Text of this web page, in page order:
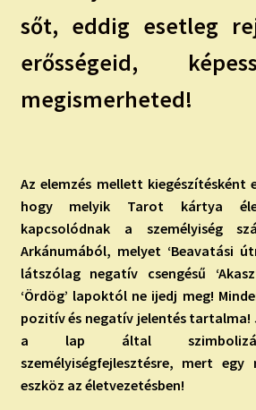
sőt, eddig esetleg
erősségeid,
megismerheted!
Az elemzés mellett kiegészítésként
hogy melyik Tarot kártya
kapcsolódnak a személyiség
Arkánumából, melyet ‘Beavatási
látszólag negatív csengésű
‘Ördög’ lapoktól ne ijedj meg!
pozitív és negatív jelentés tartalma!
a lap által
személyiségfejlesztésre, mert egy
eszköz az életvezetésben!